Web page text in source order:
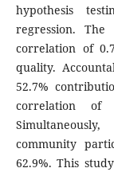
hypothesis
regression.
correlation of
quality.
52.7%
correlation of
community
62.9%. This